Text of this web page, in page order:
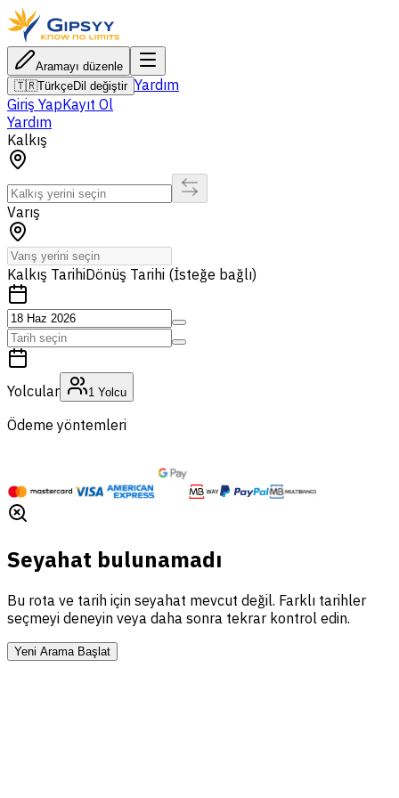
Aramayı düzenle
🇹🇷TürkçeDil değiştir Yardım
Giriş YapKayıt Ol
Yardım
Kalkış
Varış
Kalkış TarihiDönüş Tarihi (İsteğe bağlı)
Yolcular 1 Yolcu
Ödeme yöntemleri
Seyahat bulunamadı
Bu rota ve tarih için seyahat mevcut değil. Farklı tarihler
seçmeyi deneyin veya daha sonra tekrar kontrol edin.
Yeni Arama Başlat